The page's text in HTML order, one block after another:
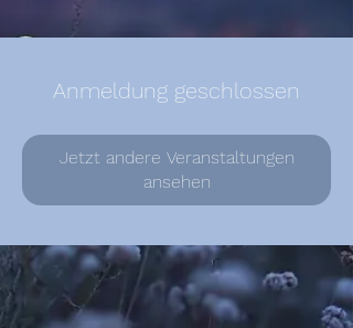
Anmeldung geschlossen
Jetzt andere Veranstaltungen
ansehen